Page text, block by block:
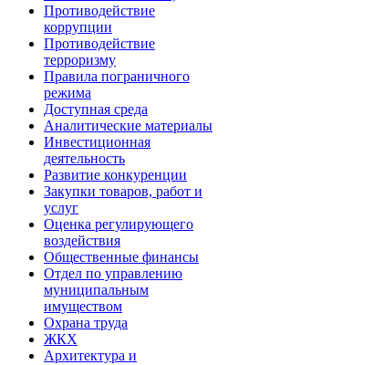
Противодействие
коррупции
Противодействие
терроризму
Правила пограничного
режима
Доступная среда
Аналитические материалы
Инвестиционная
деятельность
Развитие конкуренции
Закупки товаров, работ и
услуг
Оценка регулирующего
воздействия
Общественные финансы
Отдел по управлению
муниципальным
имуществом
Охрана труда
ЖКХ
Архитектура и